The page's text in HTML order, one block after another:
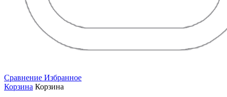
Сравнение Избранное
Корзина Корзина